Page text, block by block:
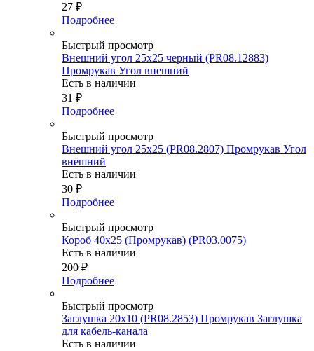
27 ₽
Подробнее
Быстрый просмотр
Внешний угол 25х25 черный (PR08.12883)
Промрукав Угол внешний
Есть в наличии
31 ₽
Подробнее
Быстрый просмотр
Внешний угол 25х25 (PR08.2807) Промрукав Угол
внешний
Есть в наличии
30 ₽
Подробнее
Быстрый просмотр
Короб 40х25 (Промрукав) (PR03.0075)
Есть в наличии
200 ₽
Подробнее
Быстрый просмотр
Заглушка 20х10 (PR08.2853) Промрукав Заглушка
для кабель-канала
Есть в наличии